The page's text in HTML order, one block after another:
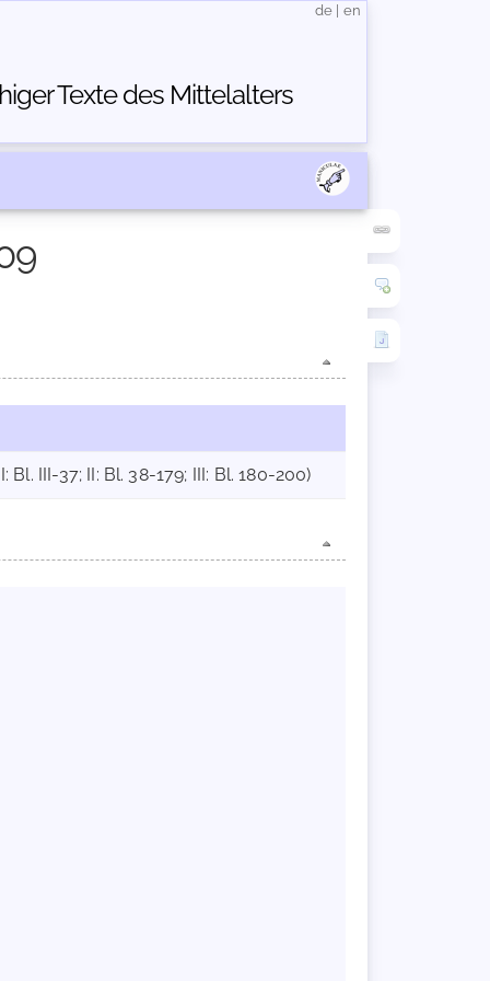
Texte des Mittelalters
de en
III-37; II: Bl. 38-179; III: Bl. 180-200)